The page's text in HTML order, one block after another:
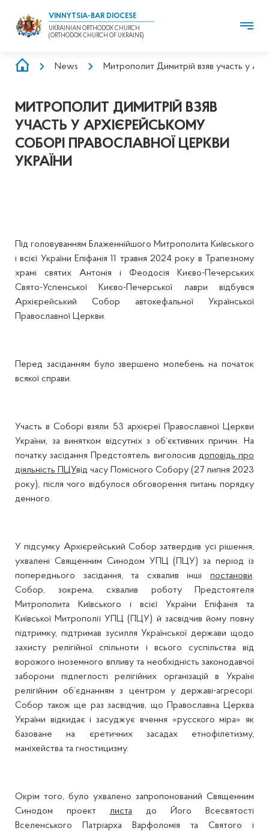
VINNYTSIA-BAR DIOCESE
UKRAINIAN ORTHODOX CHURCH
(ORTHODOX CHURCH OF UKRAINE)
BREADCRUMB
News Митрополит Димитрій взяв участь у
МИТРОПОЛИТ ДИМИТРІЙ ВЗЯВ
УЧАСТЬ У АРХІЄРЕЙСЬКОМУ
СОБОРІ ПРАВОСЛАВНОЇ ЦЕРКВИ
УКРАЇНИ
Під головуванням Блаженнійшого Митрополита Київського
і всієї України Епіфанія 11 травня 2024 року в Трапезному
храмі святих Антонія і Феодосія Києво-Печерських
Свято-Успенської Києво-Печерської лаври відбувся
Архієрейський Собор автокефальної Української
Православної Церкви.
Перед засіданням було звершено молебень на початок
всякої справи.
Участь в Соборі взяли 53 архієреї Православної Церкви
України, за винятком відсутніх з об‘єктивних причин. На
початку засідання Предстоятель виголосив доповідь про
діяльність ПЦУвід часу Помісного Собору (27 липня 2023
року), після чого відбулося обговорення питань порядку
денного.
У підсумку Архієрейський Собор затвердив усі рішення,
ухвалені Священним Синодом УПЦ (ПЦУ) за період із
попереднього засідання, та схвалив інші постанови.
Собор, зокрема, схвалив роботу Предстоятеля
Митрополита Київського і всієї України Епіфанія та
Київської Митрополії УПЦ (ПЦУ) й засвідчив йому повну
підтримку, підтримав зусилля Української держави щодо
захисту релігійної спільноти і всього суспільства від
ворожого іноземного впливу та необхідність законодавчої
заборони підлеглості релігійних організацій в Україні
релігійним об’єднанням з центром у державі-агресорі.
Собор також ще раз засвідчив, що Православна Церква
України відкидає і засуджує вчення «русского міра» як
базоване на єретичних засадах етнофілетизму,
маніхейства та гностицизму.
Окрім того, було ухвалено запропонований Священним
Синодом проект листа до Його Всесвятості
Вселенського Патріарха Варфоломія та Святого і